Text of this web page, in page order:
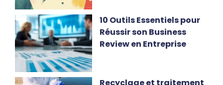
10 Outils Essentiels pour
Réussir son Business
Review en Entreprise